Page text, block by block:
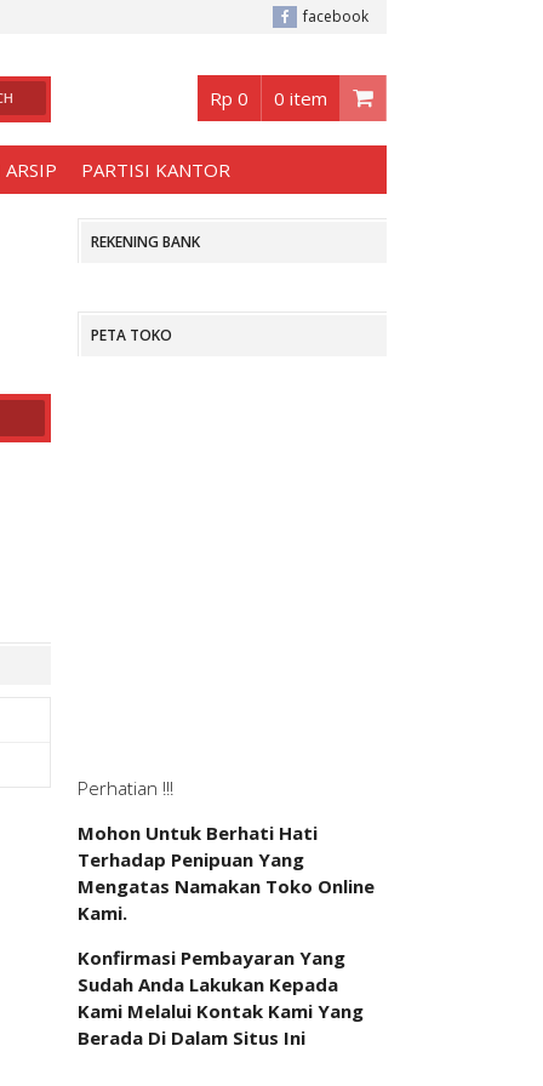
, Buka jam 08.30 s/d jam 17.00 , Sabtu - Minggu 08.30 s/d 14.00.
facebook
Rp 0 0 item
PARTISI KANTOR
REKENING BANK
PETA TOKO
Perhatian !!!
Mohon Untuk Berhati Hati
Terhadap Penipuan Yang
Mengatas Namakan Toko Online
Kami.
Konfirmasi Pembayaran Yang
Sudah Anda Lakukan Kepada
Kami Melalui Kontak Kami Yang
Berada Di Dalam Situs Ini